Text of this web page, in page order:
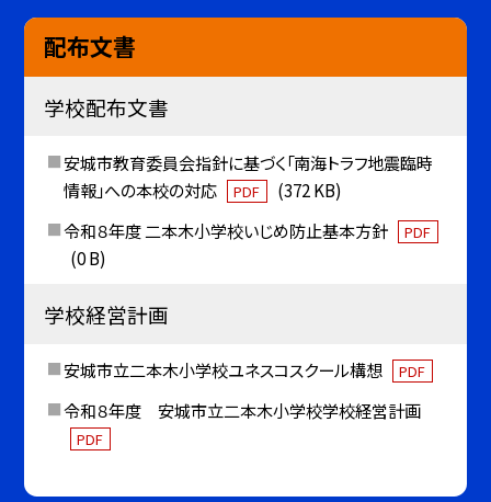
配布文書
学校配布文書
安城市教育委員会指針に基づく「南海トラフ地震臨時
情報」への本校の対応
PDF
(372 KB)
令和８年度 二本木小学校いじめ防止基本方針
PDF
(0 B)
学校経営計画
安城市立二本木小学校ユネスコスクール構想 PDF
令和８年度 安城市立二本木小学校学校経営計画
PDF